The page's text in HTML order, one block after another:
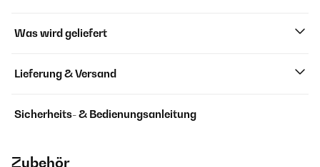
Was wird geliefert
Lieferung & Versand
Sicherheits- & Bedienungsanleitung
Zubehör